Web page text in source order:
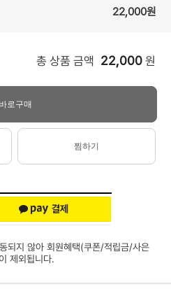
22,000원
총 상품 금액 22,000 원
바로구매
찜하기
지 않아 회원혜택(쿠폰/적립금/사은
제외됩니다.